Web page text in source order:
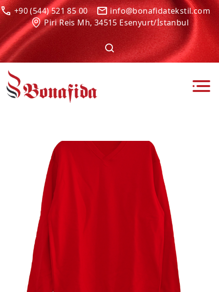
+90 (544) 521 85 00
info@bonafidatekstil.com
Piri Reis Mh, 34515 Esenyurt/İstanbul